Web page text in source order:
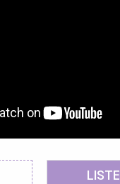
LISTE